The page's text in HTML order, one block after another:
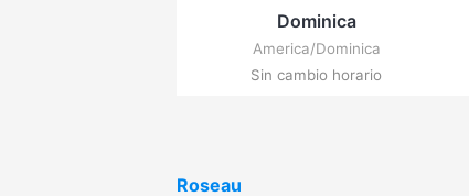
Dominica
America/Dominica
Sin cambio horario
Roseau